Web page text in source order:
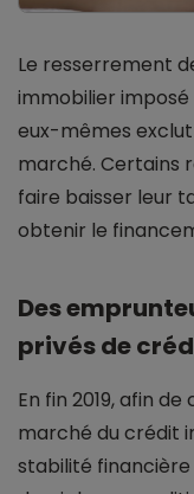
Le resserrement
immobilier
eux-mêmes
marché. Certains
faire baisser leur
obtenir le
Des
privés de
En fin 2019, afin
marché du crédit
stabilité financière